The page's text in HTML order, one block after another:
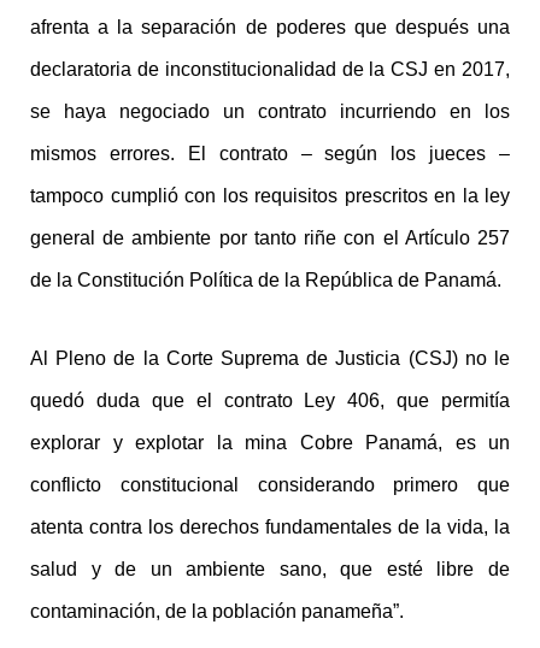
afrenta a la separación de poderes que después una
declaratoria de inconstitucionalidad de la CSJ en 2017,
se haya negociado un contrato incurriendo en los
mismos errores. El contrato – según los jueces –
tampoco cumplió con los requisitos prescritos en la ley
general de ambiente por tanto riñe con el Artículo 257
de la Constitución Política de la República de Panamá.
Al Pleno de la Corte Suprema de Justicia (CSJ) no le
quedó duda que el contrato Ley 406, que permitía
explorar y explotar la mina Cobre Panamá, es un
conflicto constitucional considerando primero que
atenta contra los derechos fundamentales de la vida, la
salud y de un ambiente sano, que esté libre de
contaminación, de la población panameña”.